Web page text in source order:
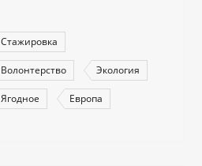
Стажировка
Волонтерство Экология
Ягодное Европа